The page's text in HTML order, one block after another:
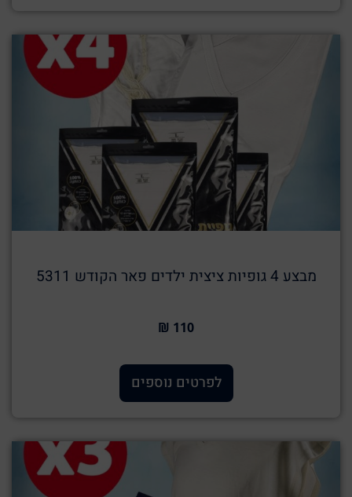
מבצע 4 גופיות ציצית ילדים פאר הקודש 5311
110 ₪
לפרטים נוספים